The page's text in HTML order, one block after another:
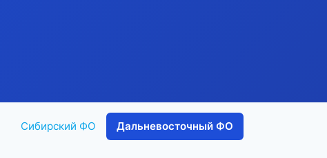
Сибирский ФО Дальневосточный ФО